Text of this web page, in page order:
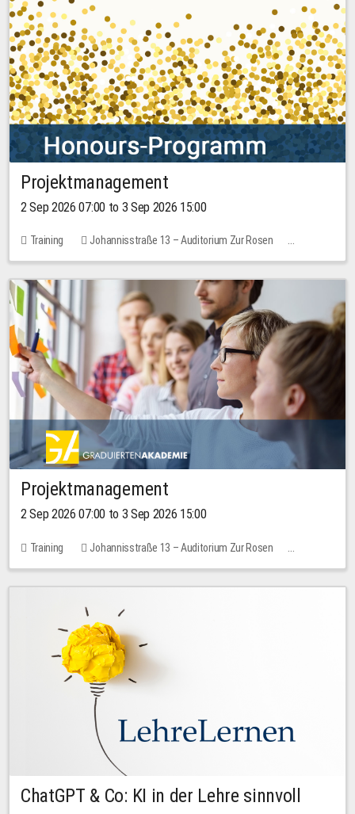
Projektmanagement
2 Sep 2026 07:00 to 3 Sep 2026 15:00
Training
Johannisstraße 13 – Auditorium Zur Rosen
1 place
Projektmanagement
2 Sep 2026 07:00 to 3 Sep 2026 15:00
Training
Johannisstraße 13 – Auditorium Zur Rosen
No free places
30.00 EUR
ChatGPT & Co: KI in der Lehre sinnvoll